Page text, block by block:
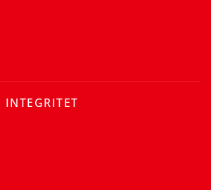
INTEGRITET